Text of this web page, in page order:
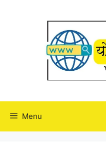
Menu